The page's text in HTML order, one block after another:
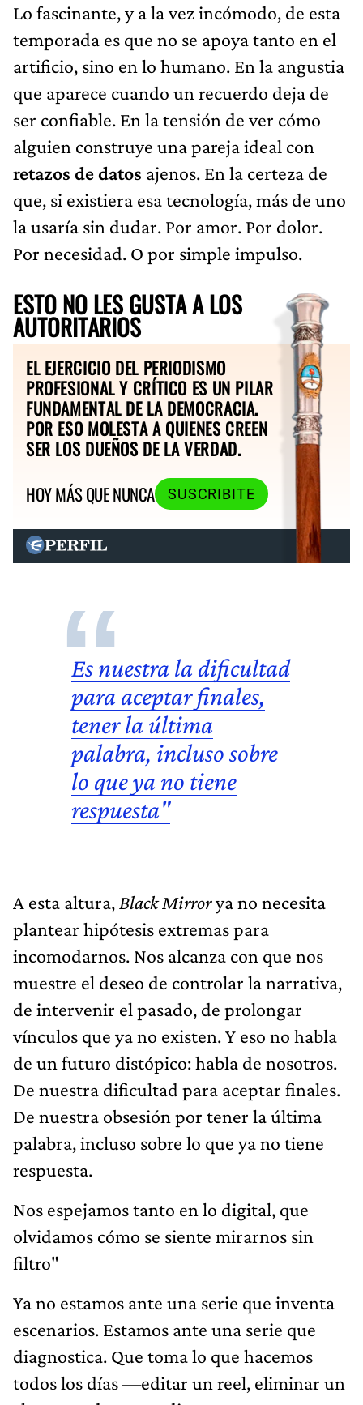
Lo fascinante, y a la vez incómodo, de esta
temporada es que no se apoya tanto en el
artificio, sino en lo humano. En la angustia
que aparece cuando un recuerdo deja de
ser confiable. En la tensión de ver cómo
alguien construye una pareja ideal con
retazos de datos ajenos. En la certeza de
que, si existiera esa tecnología, más de uno
la usaría sin dudar. Por amor. Por dolor.
Por necesidad. O por simple impulso.
ESTO NO LES GUSTA A LOS
AUTORITARIOS
EL EJERCICIO DEL PERIODISMO
PROFESIONAL Y CRÍTICO ES UN PILAR
FUNDAMENTAL DE LA DEMOCRACIA.
POR ESO MOLESTA A QUIENES CREEN
SER LOS DUEÑOS DE LA VERDAD.
HOY MÁS QUE NUNCA
SUSCRIBITE
Es nuestra la dificultad
para aceptar finales,
tener la última
palabra, incluso sobre
lo que ya no tiene
respuesta"
A esta altura, Black Mirrorya no necesita
plantear hipótesis extremas para
incomodarnos. Nos alcanza con que nos
muestre el deseo de controlar la narrativa,
de intervenir el pasado, de prolongar
vínculos que ya no existen. Y eso no habla
de un futuro distópico: habla de nosotros.
De nuestra dificultad para aceptar finales.
De nuestra obsesión por tener la última
palabra, incluso sobre lo que ya no tiene
respuesta.
Nos espejamos tanto en lo digital, que
olvidamos cómo se siente mirarnos sin
filtro"
Ya no estamos ante una serie que inventa
escenarios. Estamos ante una serie que
diagnostica. Que toma lo que hacemos
todos los días —editar un reel, eliminar un